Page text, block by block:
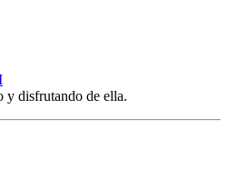
y disfrutando de ella.